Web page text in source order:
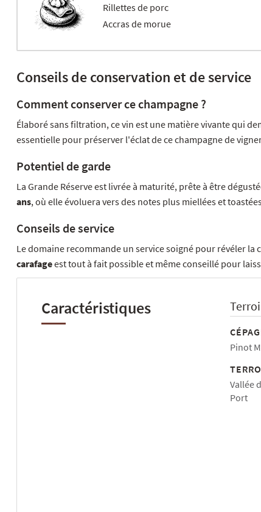
Rillettes de porc
Accras de morue
Conseils de conservation et de service
Comment conserver ce champagne ?
Élaboré sans filtration, ce vin est une matière vivante qui
essentielle pour préserver l'éclat de ce champagne de
Potentiel de garde
La Grande Réserve est livrée à maturité, prête à être
ans, où elle évoluera vers des notes plus miellées et
Conseils de service
Le domaine recommande un service soigné pour révéler la
carafageest tout à fait possible et même conseillé pour
Caractéristiques
Pinot
Vallée
Port